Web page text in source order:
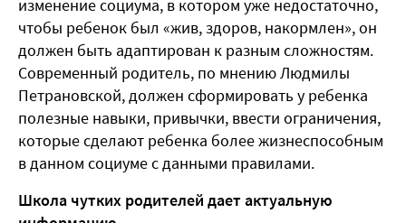
изменение социума, в котором уже недостаточно,
чтобы ребенок был «жив, здоров, накормлен», он
должен быть адаптирован к разным сложностям.
Современный родитель, по мнению Людмилы
Петрановской, должен сформировать у ребенка
полезные навыки, привычки, ввести ограничения,
которые сделают ребенка более жизнеспособным
в данном социуме с данными правилами.
Школа чутких родителей дает актуальную